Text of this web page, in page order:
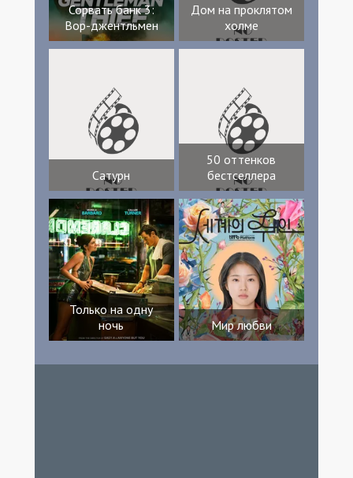
Сорвать банк 3:
Вор-джентльмен
Дом на проклятом
холме
Сатурн
50 оттенков
бестселлера
Только на одну
ночь
Мир любви